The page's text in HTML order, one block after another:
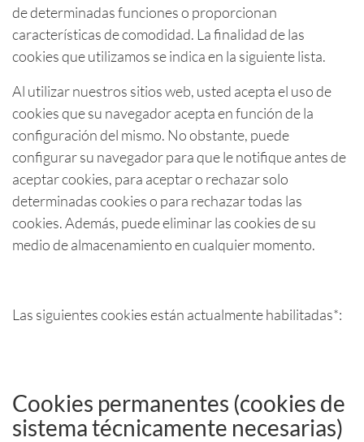
de determinadas funciones o proporcionan
características de comodidad. La finalidad de las
cookies que utilizamos se indica en la siguiente lista.
Al utilizar nuestros sitios web, usted acepta el uso de
cookies que su navegador acepta en función de la
configuración del mismo. No obstante, puede
configurar su navegador para que le notifique antes de
aceptar cookies, para aceptar o rechazar solo
determinadas cookies o para rechazar todas las
cookies. Además, puede eliminar las cookies de su
medio de almacenamiento en cualquier momento.
Las siguientes cookies están actualmente habilitadas*:
Cookies permanentes (cookies de
sistema técnicamente necesarias)